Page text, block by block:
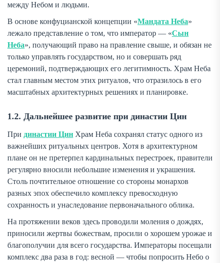
между Небом и людьми.
В основе конфуцианской концепции «Мандата Неба»
лежало представление о том, что император — «Сын
Неба», получающий право на правление свыше, и обязан не
только управлять государством, но и совершать ряд
церемоний, подтверждающих его легитимность. Храм Неба
стал главным местом этих ритуалов, что отразилось в его
масштабных архитектурных решениях и планировке.
1.2. Дальнейшее развитие при династии Цин
При династии Цин Храм Неба сохранял статус одного из
важнейших ритуальных центров. Хотя в архитектурном
плане он не претерпел кардинальных перестроек, правители
регулярно вносили небольшие изменения и украшения.
Столь почтительное отношение со стороны монархов
разных эпох обеспечило комплексу превосходную
сохранность и унаследование первоначального облика.
На протяжении веков здесь проводили моления о дождях,
приносили жертвы божествам, просили о хорошем урожае и
благополучии для всего государства. Императоры посещали
комплекс два раза в год: весной — чтобы попросить Небо о